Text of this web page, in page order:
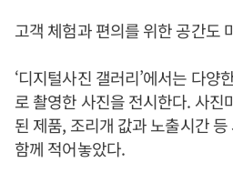
고객 체험과 편의를 위한 공간도
‘디지털사진 갤러리’에서는 다양
로 촬영한 사진을 전시한다. 사진
된 제품, 조리개 값과 노출시간
함께 적어놓았다.